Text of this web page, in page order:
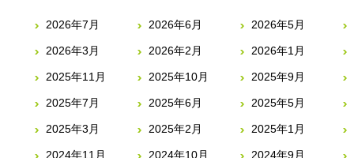
2026年7月 2026年6月 2026年5月
2026年3月 2026年2月 2026年1月
2025年11月 2025年10月 2025年9月
2025年7月 2025年6月 2025年5月
2025年3月 2025年2月 2025年1月
2024年11月 2024年10月 2024年9月